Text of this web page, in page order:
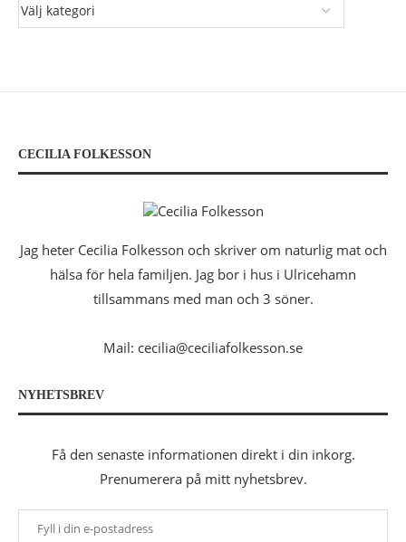
CECILIA FOLKESSON
Jag heter Cecilia Folkesson och skriver om naturlig mat och
hälsa för hela familjen. Jag bor i hus i Ulricehamn
tillsammans med man och 3 söner.
Mail: cecilia@ceciliafolkesson.se
NYHETSBREV
Få den senaste informationen direkt i din inkorg.
Prenumerera på mitt nyhetsbrev.